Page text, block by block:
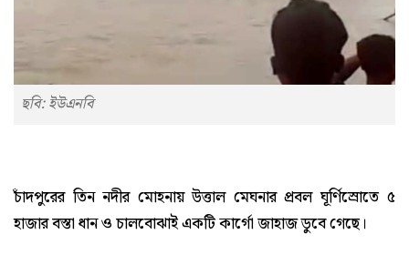
ছবি: ইউএনবি
চাঁদপুরের তিন নদীর মোহনায় উত্তাল মেঘনার প্রবল ঘূর্ণিস্রোতে ৫
হাজার বস্তা ধান ও চালবোঝাই একটি কার্গো জাহাজ ডুবে গেছে।